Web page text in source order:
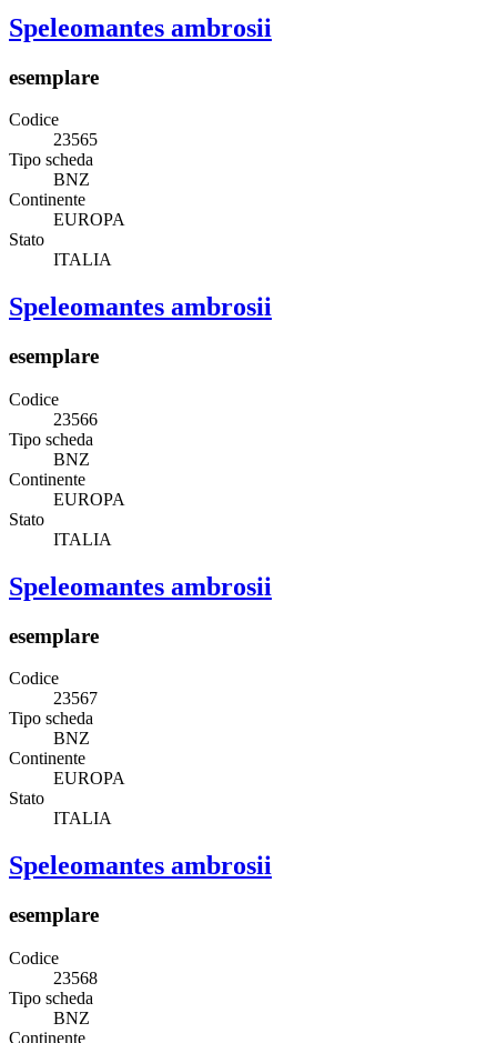
Speleomantes ambrosii
esemplare
Codice
23565
Tipo scheda
BNZ
Continente
EUROPA
Stato
ITALIA
Speleomantes ambrosii
esemplare
Codice
23566
Tipo scheda
BNZ
Continente
EUROPA
Stato
ITALIA
Speleomantes ambrosii
esemplare
Codice
23567
Tipo scheda
BNZ
Continente
EUROPA
Stato
ITALIA
Speleomantes ambrosii
esemplare
Codice
23568
Tipo scheda
BNZ
Continente